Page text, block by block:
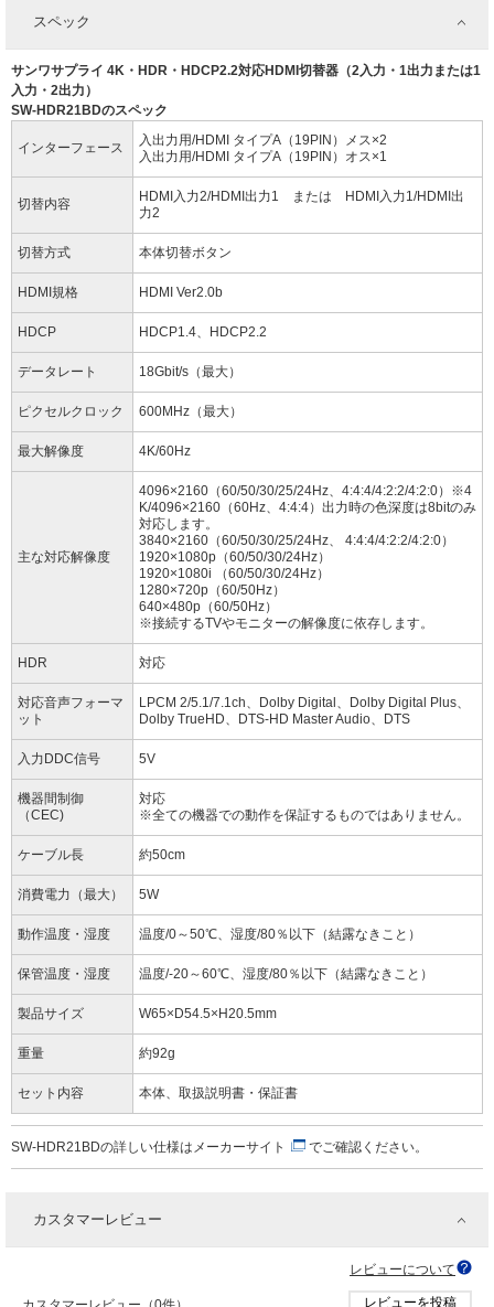
スペック
サンワサプライ 4K・HDR・HDCP2.2対応HDMI切替器（2入力・1出力または1
入力・2出力）
SW-HDR21BDのスペック
インターフェース
入出力用/HDMI タイプA（19PIN）メス×2
入出力用/HDMI タイプA（19PIN）オス×1
切替内容
HDMI入力2/HDMI出力1 または HDMI入力1/HDMI出
力2
切替方式 本体切替ボタン
HDMI規格 HDMI Ver2.0b
HDCP HDCP1.4、HDCP2.2
データレート 18Gbit/s（最大）
ピクセルクロック 600MHz（最大）
最大解像度 4K/60Hz
主な対応解像度
4096×2160（60/50/30/25/24Hz、4:4:4/4:2:2/4:2:0）※4
K/4096×2160（60Hz、4:4:4）出力時の色深度は8bitのみ
対応します。
3840×2160（60/50/30/25/24Hz、 4:4:4/4:2:2/4:2:0）
1920×1080p（60/50/30/24Hz）
1920×1080i （60/50/30/24Hz）
1280×720p（60/50Hz）
640×480p（60/50Hz）
※接続するTVやモニターの解像度に依存します。
HDR 対応
対応音声フォーマ
ット
LPCM 2/5.1/7.1ch、Dolby Digital、Dolby Digital Plus、
Dolby TrueHD、DTS-HD Master Audio、DTS
入力DDC信号 5V
機器間制御
（CEC)
対応
※全ての機器での動作を保証するものではありません。
ケーブル長 約50cm
消費電力（最大） 5W
動作温度・湿度 温度/0～50℃、湿度/80％以下（結露なきこと）
保管温度・湿度 温度/-20～60℃、湿度/80％以下（結露なきこと）
製品サイズ W65×D54.5×H20.5mm
重量 約92g
セット内容 本体、取扱説明書・保証書
SW-HDR21BDの詳しい仕様は メーカーサイト でご確認ください。
カスタマーレビュー
レビューについて
レビューを投稿